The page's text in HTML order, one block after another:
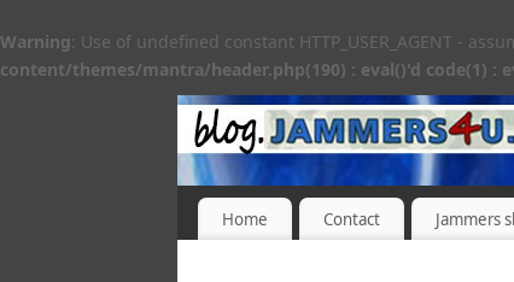
Warning: Use of undefined constant HTTP_USER_AGENT -
content/themes/mantra/header.php(190) : eval()'d code(1) :
Home Contact Jammers